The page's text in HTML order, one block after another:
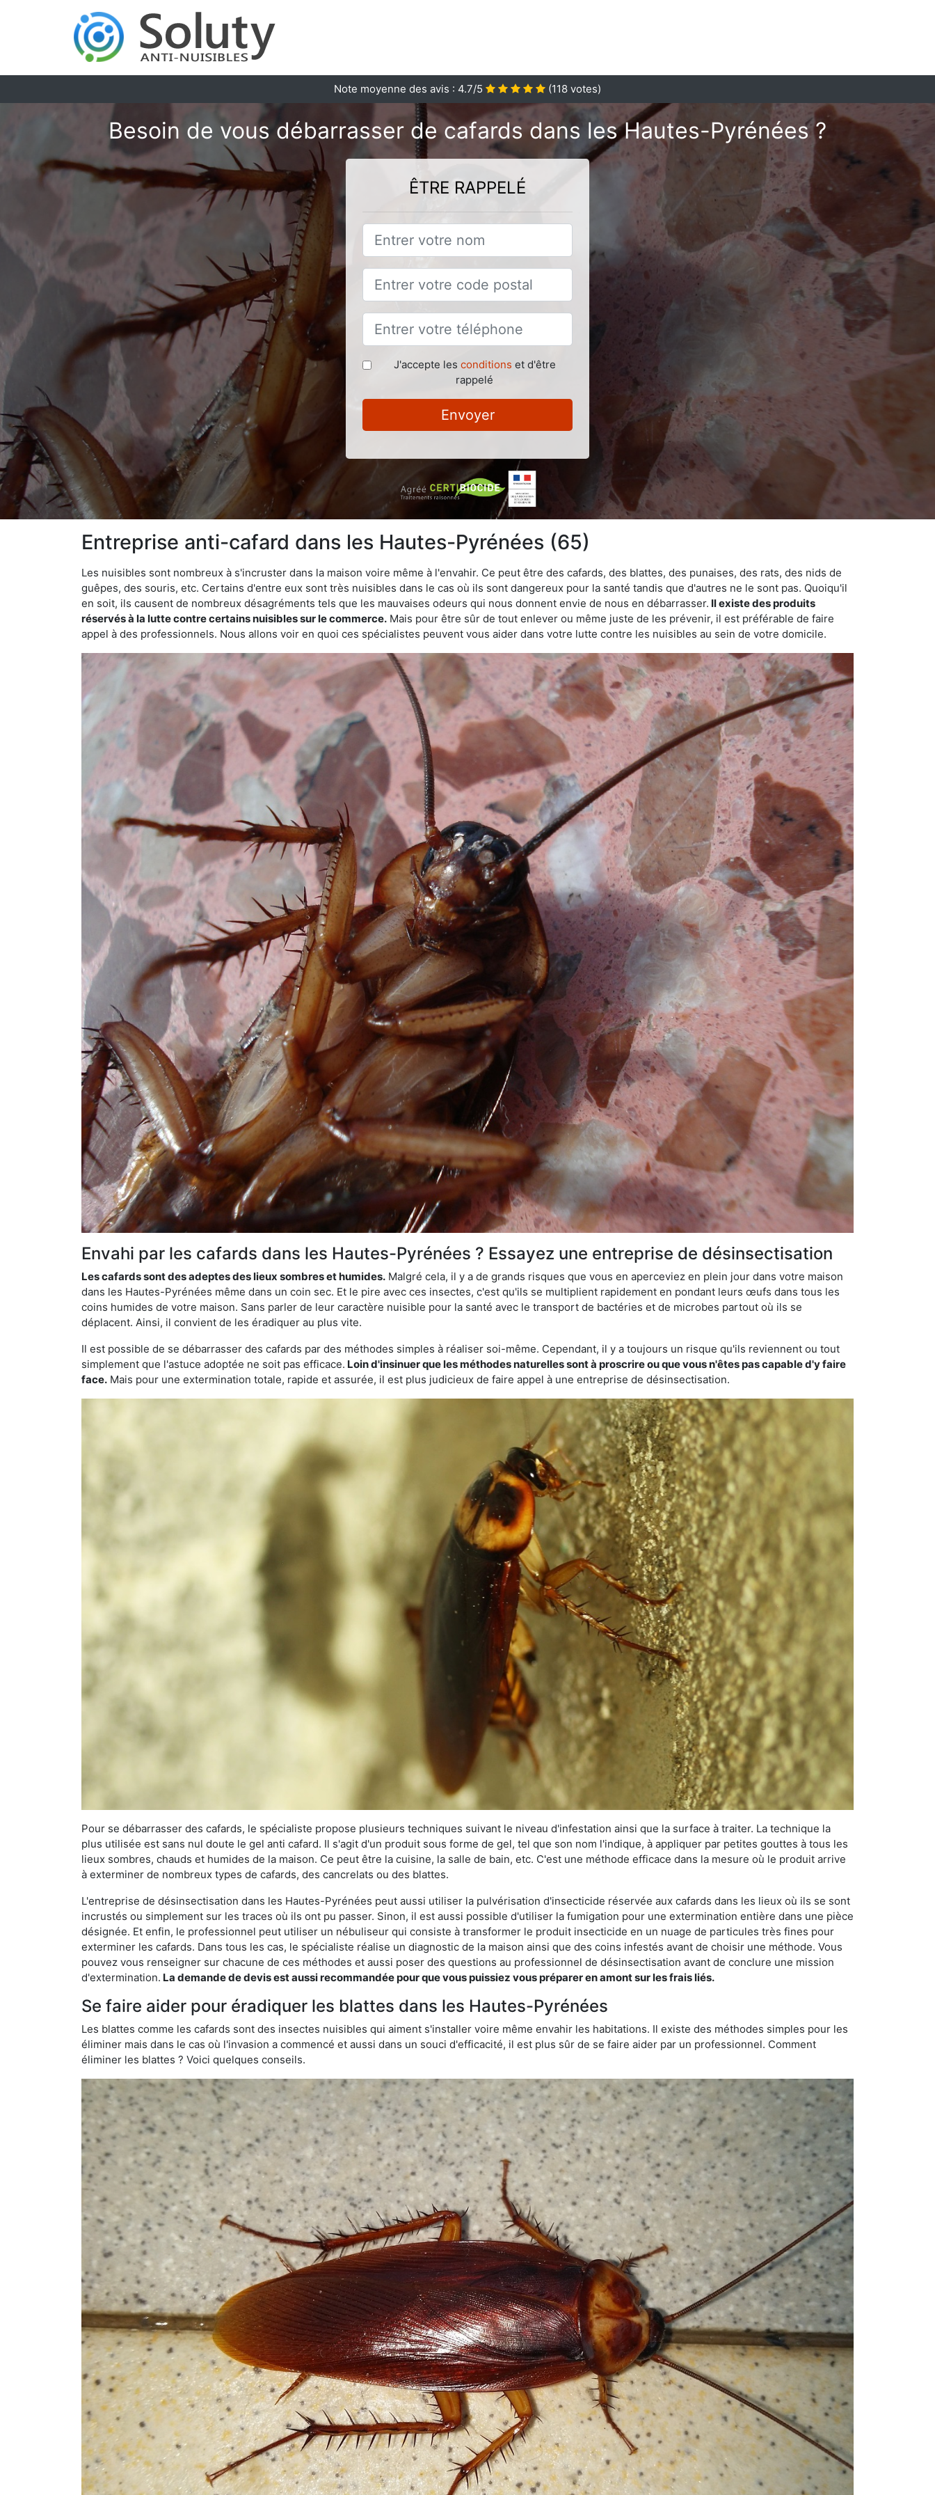
Note moyenne des avis : 4.7/5 (118 votes)
Besoin de vous débarrasser de cafards dans les Hautes-Pyrénées ?
ÊTRE RAPPELÉ
J'accepte les conditions et d'être
rappelé
Envoyer
Entreprise anti-cafard dans les Hautes-Pyrénées (65)
Les nuisibles sont nombreux à s'incruster dans la maison voire même à l'envahir. Ce peut être des cafards, des blattes, des punaises, des rats, des nids de
guêpes, des souris, etc. Certains d'entre eux sont très nuisibles dans le cas où ils sont dangereux pour la santé tandis que d'autres ne le sont pas. Quoiqu'il
en soit, ils causent de nombreux désagréments tels que les mauvaises odeurs qui nous donnent envie de nous en débarrasser. Il existe des produits
réservés à la lutte contre certains nuisibles sur le commerce. Mais pour être sûr de tout enlever ou même juste de les prévenir, il est préférable de faire
appel à des professionnels. Nous allons voir en quoi ces spécialistes peuvent vous aider dans votre lutte contre les nuisibles au sein de votre domicile.
Envahi par les cafards dans les Hautes-Pyrénées ? Essayez une entreprise de désinsectisation
Les cafards sont des adeptes des lieux sombres et humides. Malgré cela, il y a de grands risques que vous en aperceviez en plein jour dans votre maison
dans les Hautes-Pyrénées même dans un coin sec. Et le pire avec ces insectes, c'est qu'ils se multiplient rapidement en pondant leurs œufs dans tous les
coins humides de votre maison. Sans parler de leur caractère nuisible pour la santé avec le transport de bactéries et de microbes partout où ils se
déplacent. Ainsi, il convient de les éradiquer au plus vite.
Il est possible de se débarrasser des cafards par des méthodes simples à réaliser soi-même. Cependant, il y a toujours un risque qu'ils reviennent ou tout
simplement que l'astuce adoptée ne soit pas efficace. Loin d'insinuer que les méthodes naturelles sont à proscrire ou que vous n'êtes pas capable d'y faire
face. Mais pour une extermination totale, rapide et assurée, il est plus judicieux de faire appel à une entreprise de désinsectisation.
Pour se débarrasser des cafards, le spécialiste propose plusieurs techniques suivant le niveau d'infestation ainsi que la surface à traiter. La technique la
plus utilisée est sans nul doute le gel anti cafard. Il s'agit d'un produit sous forme de gel, tel que son nom l'indique, à appliquer par petites gouttes à tous les
lieux sombres, chauds et humides de la maison. Ce peut être la cuisine, la salle de bain, etc. C'est une méthode efficace dans la mesure où le produit arrive
à exterminer de nombreux types de cafards, des cancrelats ou des blattes.
L'entreprise de désinsectisation dans les Hautes-Pyrénées peut aussi utiliser la pulvérisation d'insecticide réservée aux cafards dans les lieux où ils se sont
incrustés ou simplement sur les traces où ils ont pu passer. Sinon, il est aussi possible d'utiliser la fumigation pour une extermination entière dans une pièce
désignée. Et enfin, le professionnel peut utiliser un nébuliseur qui consiste à transformer le produit insecticide en un nuage de particules très fines pour
exterminer les cafards. Dans tous les cas, le spécialiste réalise un diagnostic de la maison ainsi que des coins infestés avant de choisir une méthode. Vous
pouvez vous renseigner sur chacune de ces méthodes et aussi poser des questions au professionnel de désinsectisation avant de conclure une mission
d'extermination. La demande de devis est aussi recommandée pour que vous puissiez vous préparer en amont sur les frais liés.
Se faire aider pour éradiquer les blattes dans les Hautes-Pyrénées
Les blattes comme les cafards sont des insectes nuisibles qui aiment s'installer voire même envahir les habitations. Il existe des méthodes simples pour les
éliminer mais dans le cas où l'invasion a commencé et aussi dans un souci d'efficacité, il est plus sûr de se faire aider par un professionnel. Comment
éliminer les blattes ? Voici quelques conseils.